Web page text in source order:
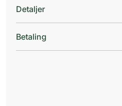
Detaljer
Betaling